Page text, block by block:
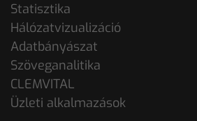
Statisztika
Hálózatvizualizáció
Adatbányászat
Szöveganalitika
CLEMVITAL
Üzleti alkalmazások